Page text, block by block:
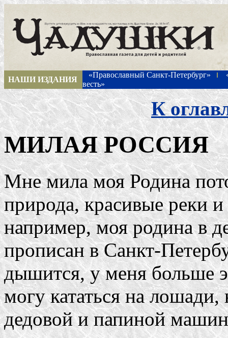
НАШИ ИЗДАНИЯ
«Православный Санкт-Петербург»
весть»
К
МИЛАЯ РОССИЯ
Мне мила моя Родина
природа, красивые реки
например, моя родина в
прописан в Санкт-
дышится, у меня больше
могу кататься на лошади,
дедовой и папиной